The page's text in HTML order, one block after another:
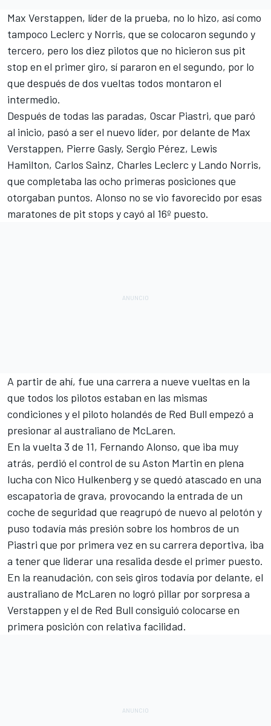
Max Verstappen, líder de la prueba, no lo hizo, así como
tampoco Leclerc y Norris, que se colocaron segundo y
tercero, pero los diez pilotos que no hicieron sus pit
stop en el primer giro, sí pararon en el segundo, por lo
que después de dos vueltas todos montaron el
intermedio.
Después de todas las paradas, Oscar Piastri, que paró
al inicio, pasó a ser el nuevo líder, por delante de Max
Verstappen, Pierre Gasly, Sergio Pérez, Lewis
Hamilton, Carlos Sainz, Charles Leclerc y Lando Norris,
que completaba las ocho primeras posiciones que
otorgaban puntos. Alonso no se vio favorecido por esas
maratones de pit stops y cayó al 16º puesto.
A partir de ahí, fue una carrera a nueve vueltas en la
que todos los pilotos estaban en las mismas
condiciones y el piloto holandés de Red Bull empezó a
presionar al australiano de McLaren.
En la vuelta 3 de 11, Fernando Alonso, que iba muy
atrás, perdió el control de su Aston Martin en plena
lucha con Nico Hulkenberg y se quedó atascado en una
escapatoria de grava, provocando la entrada de un
coche de seguridad que reagrupó de nuevo al pelotón y
puso todavía más presión sobre los hombros de un
Piastri que por primera vez en su carrera deportiva, iba
a tener que liderar una resalida desde el primer puesto.
En la reanudación, con seis giros todavía por delante, el
australiano de McLaren no logró pillar por sorpresa a
Verstappen y el de Red Bull consiguió colocarse en
primera posición con relativa facilidad.